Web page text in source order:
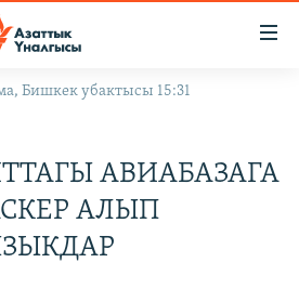
Бишкек убактысы 15:31
АВИАБАЗАГА
АЛЫП